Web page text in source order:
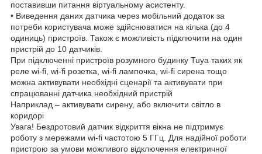
поставивши питання віртуальному асистенту.
• Виведення даних датчика через мобільний додаток за
потреби користувача може здійснюватися на кілька (до 4
одиниць) пристроїв. Також є можливість підключити на один
пристрій до 10 датчиків.
При підключенні пристроїв розумного будинку Tuya таких як
реле wi-fi, wi-fi розетка, wi-fi лампочка, wi-fi сирена тощо
можна активувати необхідні сценарії та активувати при
спрацюванні датчика необхідний пристрій
Наприклад – активувати сирену, або включити світло в
коридорі
Увага! Бездротовий датчик відкриття вікна не підтримує
роботу з мережами wi-fi частотою 5 ГГц. Для надійної роботи
пристрою за умови можливого відключення електричної